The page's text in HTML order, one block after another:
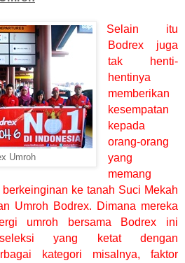
Umroh
Selain itu
Bodrex juga
tak henti-
hentinya
memberikan
kesempatan
kepada
orang-orang
yang
memang
ke tanah Suci Mekah
Umroh Bodrex. Dimana mereka
umroh bersama Bodrex ini
yang ketat dengan
kategori misalnya, faktor